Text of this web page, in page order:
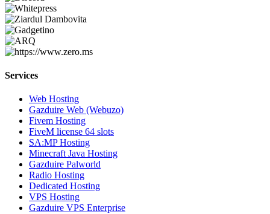
Services
Web Hosting
Gazduire Web (Webuzo)
Fivem Hosting
FiveM license 64 slots
SA:MP Hosting
Minecraft Java Hosting
Gazduire Palworld
Radio Hosting
Dedicated Hosting
VPS Hosting
Gazduire VPS Enterprise